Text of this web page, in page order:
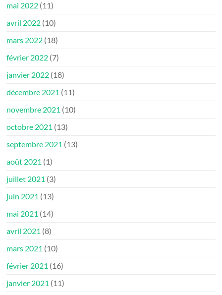
mai 2022 (11)
avril 2022 (10)
mars 2022 (18)
février 2022 (7)
janvier 2022 (18)
décembre 2021 (11)
novembre 2021 (10)
octobre 2021 (13)
septembre 2021 (13)
août 2021 (1)
juillet 2021 (3)
juin 2021 (13)
mai 2021 (14)
avril 2021 (8)
mars 2021 (10)
février 2021 (16)
janvier 2021 (11)